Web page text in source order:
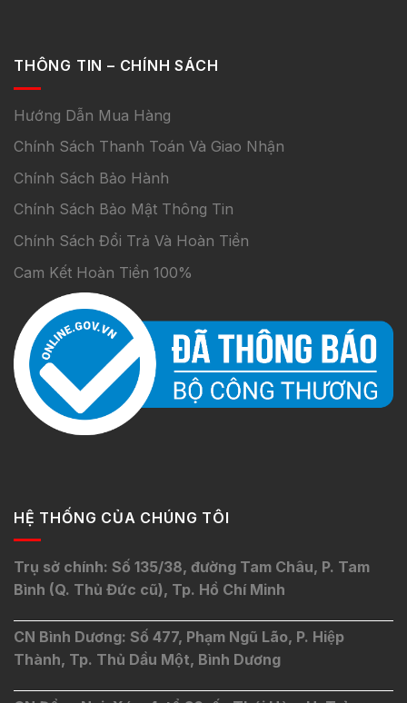
THÔNG TIN – CHÍNH SÁCH
Hướng Dẫn Mua Hàng
Chính Sách Thanh Toán Và Giao Nhận
Chính Sách Bảo Hành
Chính Sách Bảo Mật Thông Tin
Chính Sách Đổi Trả Và Hoàn Tiền
Cam Kết Hoàn Tiền 100%
HỆ THỐNG CỦA CHÚNG TÔI
Trụ sở chính: Số 135/38, đường Tam Châu, P. Tam
Bình (Q. Thủ Đức cũ), Tp. Hồ Chí Minh
CN Bình Dương: Số 477, Phạm Ngũ Lão, P. Hiệp
Thành, Tp. Thủ Dầu Một, Bình Dương